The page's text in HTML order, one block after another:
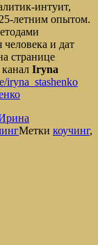
интуит,
летним опытом.
и дат
странице
Iryna
iryna_stashenko
Метки коучинг,